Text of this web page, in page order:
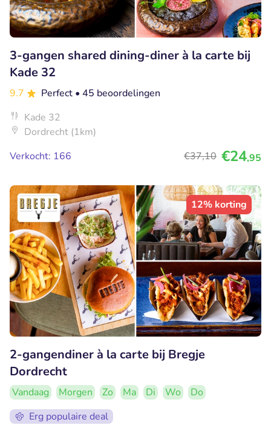
3-gangen shared dining-diner à la carte bij
Kade 32
9.7 Perfect • 45 beoordelingen
Kade 32
Dordrecht (1km)
Verkocht: 166
€37,10 €24,95
12% korting
2-gangendiner à la carte bij Bregje
Dordrecht
Vandaag Morgen Zo Ma Di Wo
Do
Erg populaire deal